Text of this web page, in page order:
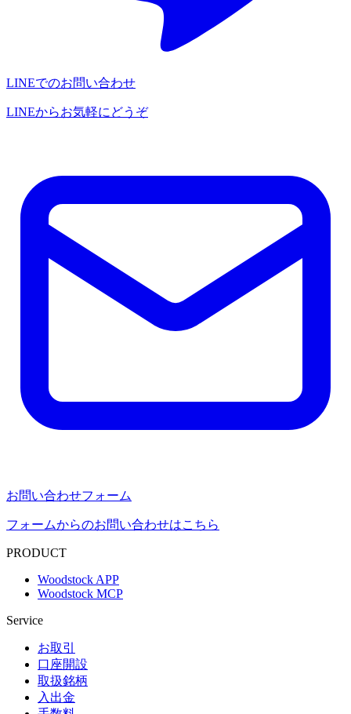
LINEでのお問い合わせ
LINEからお気軽にどうぞ
お問い合わせフォーム
フォームからのお問い合わせはこちら
PRODUCT
Woodstock APP
Woodstock MCP
Service
お取引
口座開設
取扱銘柄
入出金